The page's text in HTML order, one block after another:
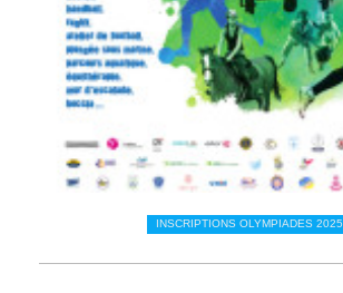
INSCRIPTIONS OLYMPIADES 2025